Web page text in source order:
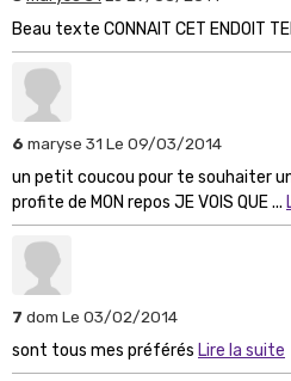
Beau texte CONNAIT CET ENDOIT
6 maryse 31 Le 09/03/2014
un petit coucou pour te souhaiter
profite de MON repos JE VOIS QUE ...
7 dom Le 03/02/2014
sont tous mes préférés Lire la suite